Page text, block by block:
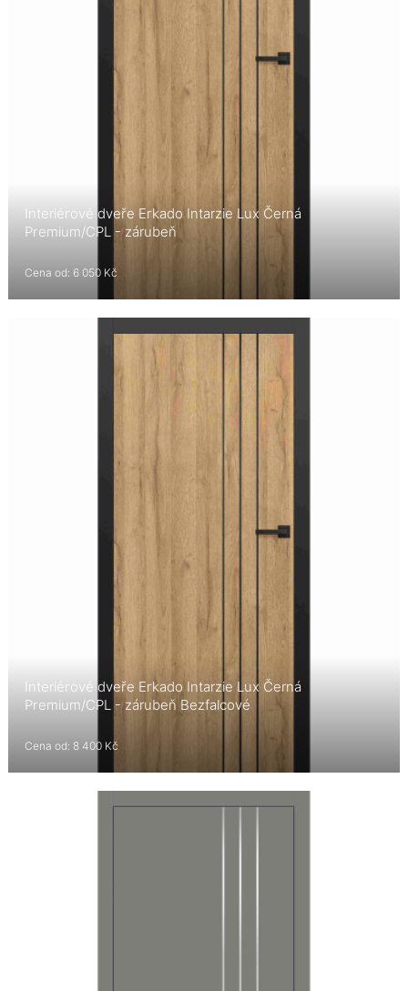
Interiérové dveře Erkado Intarzie Lux Černá
Premium/CPL - zárubeň
Cena od: 6 050 Kč
Interiérové dveře Erkado Intarzie Lux Černá
Premium/CPL - zárubeň Bezfalcové
Cena od: 8 400 Kč